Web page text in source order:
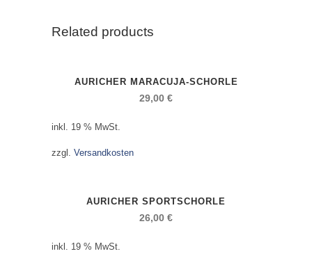
Related products
AURICHER MARACUJA-SCHORLE
29,00 €
inkl. 19 % MwSt.
zzgl. Versandkosten
AURICHER SPORTSCHORLE
26,00 €
inkl. 19 % MwSt.